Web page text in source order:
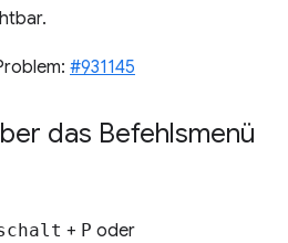
#931145
das Befehlsmenü
+ P oder